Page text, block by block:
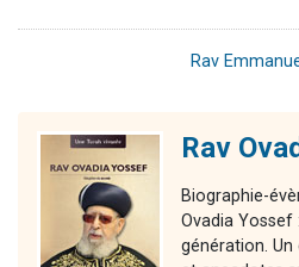
Rav
Rav
Biographie-
Ovadia Yossef
génération.